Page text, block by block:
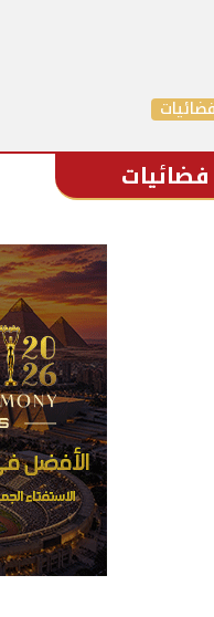
فضائيات
فضائيات